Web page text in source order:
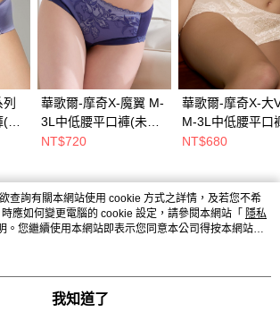
華歌爾-摩奇X-魔翼 M-
3L中低腰平口褲(未來
暮紫) ZS2281VU
NT$720
華歌爾-摩奇X-大
M-3L中低腰平口
麻膚) 搭配內褲-
NT$680
查詢有關本網站使用 cookie 方式之詳情，及若您不希
應如何變更電腦的 cookie 設定，請參閱本網站「 隱私
。您繼續使用本網站即表示您同意本公司得按本網站使
cookie。
我知道了